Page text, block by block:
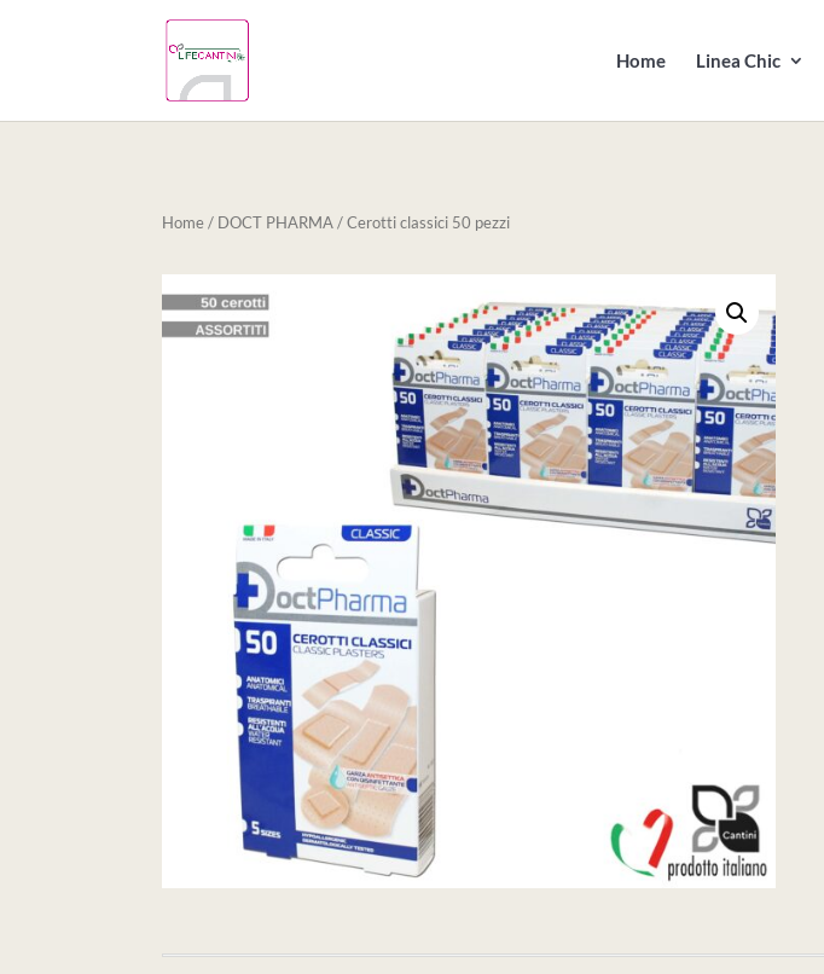
Home Linea Chic
Home/ DOCT PHARMA/ Cerotti classici 50 pezzi